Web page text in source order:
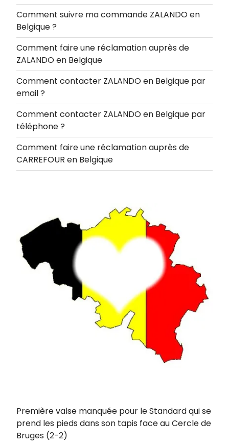
Comment suivre ma commande ZALANDO en
Belgique ?
Comment faire une réclamation auprès de
ZALANDO en Belgique
Comment contacter ZALANDO en Belgique par
email ?
Comment contacter ZALANDO en Belgique par
téléphone ?
Comment faire une réclamation auprès de
CARREFOUR en Belgique
Première valse manquée pour le Standard qui se
prend les pieds dans son tapis face au Cercle de
Bruges (2-2)